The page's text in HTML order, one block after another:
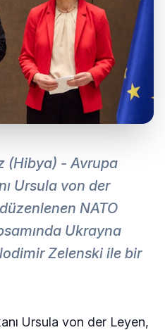
(Hibya) - Avrupa
Ursula von der
NATO
Ukrayna
Zelenski ile bir
Ursula von der Leyen,